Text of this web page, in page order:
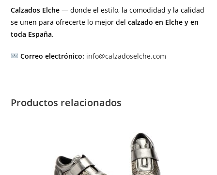
Calzados Elche — donde el estilo, la comodidad y la calidad
se unen para ofrecerte lo mejor delcalzado en Elche y en
toda España.
Correo electrónico: info@calzadoselche.com
Productos relacionados